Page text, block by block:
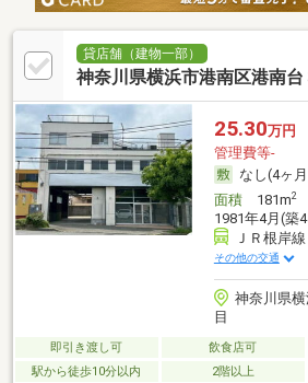
貸店舗（建物一部）
神奈川県横浜市港南区港南台
25.30万円
管理費等-
なし(4ヶ
面積181m2
1981年4月(築
ＪＲ根岸
その他の交通
神奈川県
目
即引き渡し可 飲食店可
駅から徒歩10分以内
2階以上